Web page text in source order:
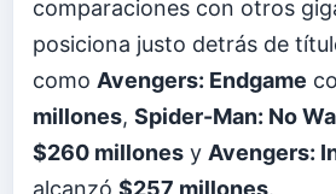
comparaciones con otros
posiciona justo detrás de
como Avengers: Endgame
millones, Spider-Man: No
$260 millones y Avengers:
alcanzó $257 millones.